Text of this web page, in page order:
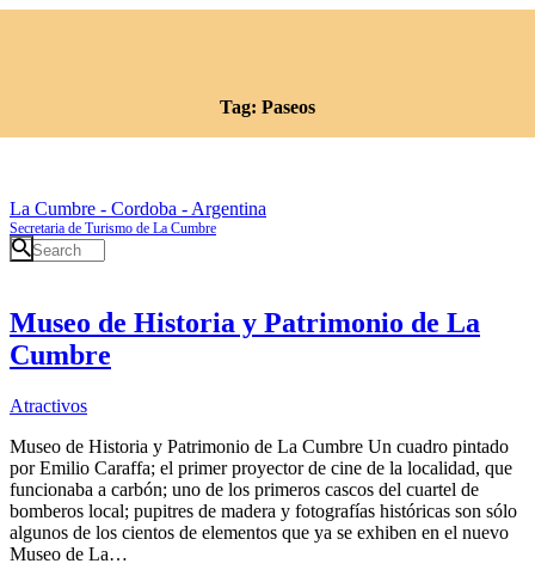
Tag: Paseos
La Cumbre - Cordoba - Argentina
Secretaria de Turismo de La Cumbre
Museo de Historia y Patrimonio de La
Cumbre
Atractivos
Museo de Historia y Patrimonio de La Cumbre Un cuadro pintado
por Emilio Caraffa; el primer proyector de cine de la localidad, que
funcionaba a carbón; uno de los primeros cascos del cuartel de
bomberos local; pupitres de madera y fotografías históricas son sólo
algunos de los cientos de elementos que ya se exhiben en el nuevo
Museo de La…